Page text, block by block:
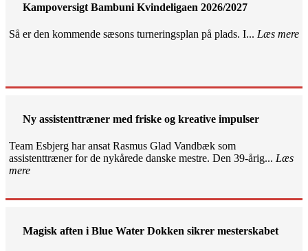
Kampoversigt Bambuni Kvindeligaen 2026/2027
Så er den kommende sæsons turneringsplan på plads. I... Læs mere
Ny assistenttræner med friske og kreative impulser
Team Esbjerg har ansat Rasmus Glad Vandbæk som
assistenttræner for de nykårede danske mestre. Den 39-årig... Læs
mere
Magisk aften i Blue Water Dokken sikrer mesterskabet